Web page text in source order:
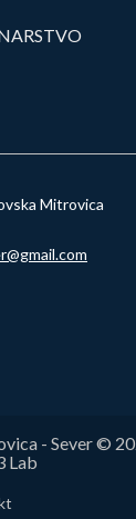
Mitrovica
- Sever ©
Lab